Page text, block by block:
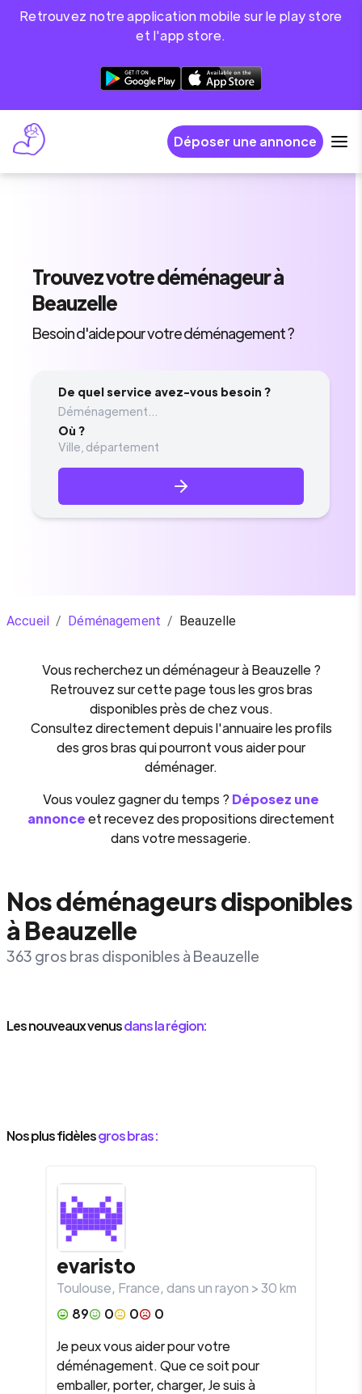
Retrouvez notre application mobile sur le play store
et l'app store.
Déposer une annonce
Trouvezvotre déménageurà
Beauzelle
Besoin d'aide pour votre déménagement ?
De quel service avez-vous besoin ?
Déménagement...
Où ?
Accueil / Déménagement / Beauzelle
Vous recherchez undéménageurà Beauzelle?
Retrouvez sur cette page tous les gros bras
disponibles près de chez vous.
Consultez directement depuis l'annuaire les profils
des gros bras qui pourront vous aider pour
déménager.
Vous voulez gagner du temps ? Déposez une
annonceet recevez des propositions directement
dans votre messagerie.
Nos déménageurs disponibles
à Beauzelle
363 gros bras disponibles à Beauzelle
Les nouveaux venusdans la région:
Nos plus fidèlesgros bras :
evaristo
Toulouse, France, dans un rayon >30km
89
0 0
0
Je peux vous aider pour votre
déménagement. Que ce soit pour
emballer, porter, charger, Je suis à